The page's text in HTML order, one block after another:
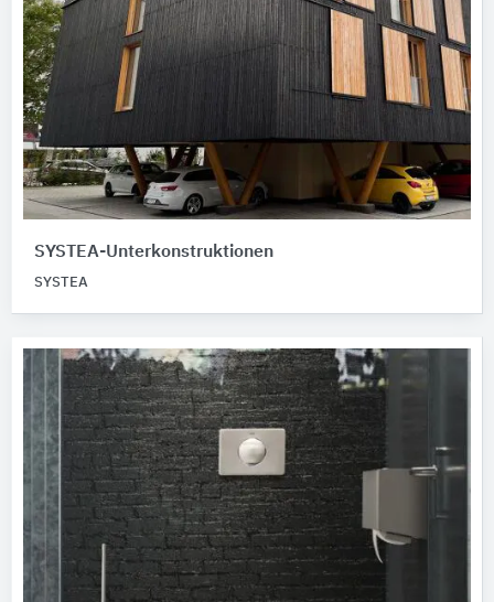
SYSTEA-Unterkonstruktionen
SYSTEA